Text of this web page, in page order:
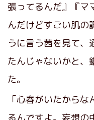
張ってるんだ』『マ
んだけどすごい肌
うに言う茜を見て、
たんじゃないかと、
た。
「心春がいたから